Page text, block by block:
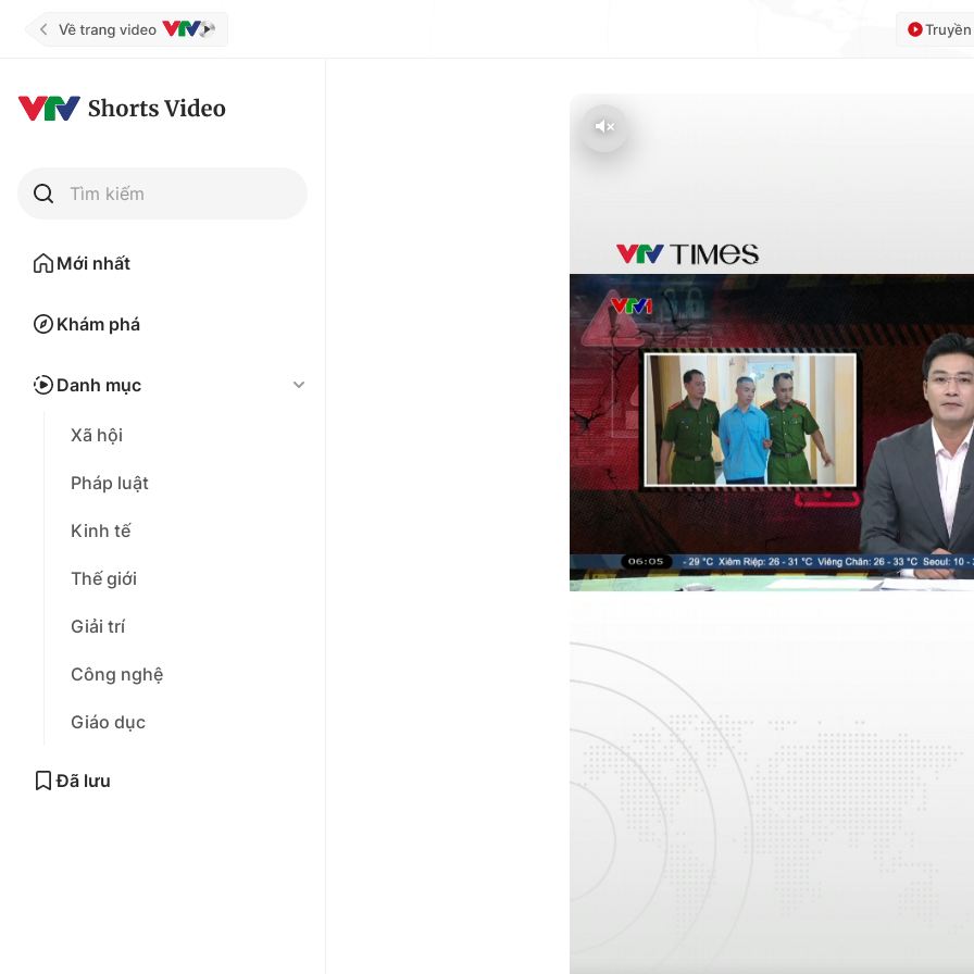
Tìm kiếm
Mới nhất
Khám phá
Danh mục
Xã hội
Pháp luật
Kinh tế
Thế giới
Giải trí
Công nghệ
Giáo dục
Đã lưu